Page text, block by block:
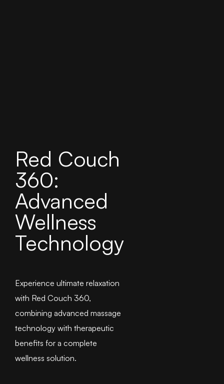
Red Couch
360:
Advanced
Wellness
Technology
Experience ultimate relaxation
with Red Couch 360,
combining advanced massage
technology with therapeutic
benefits for a complete
wellness solution.